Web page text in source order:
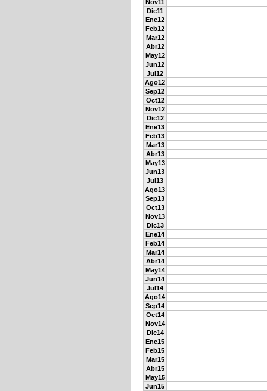
Nov11
Dic11
Ene12
Feb12
Mar12
Abr12
May12
Jun12
Jul12
Ago12
Sep12
Oct12
Nov12
Dic12
Ene13
Feb13
Mar13
Abr13
May13
Jun13
Jul13
Ago13
Sep13
Oct13
Nov13
Dic13
Ene14
Feb14
Mar14
Abr14
May14
Jun14
Jul14
Ago14
Sep14
Oct14
Nov14
Dic14
Ene15
Feb15
Mar15
Abr15
May15
Jun15